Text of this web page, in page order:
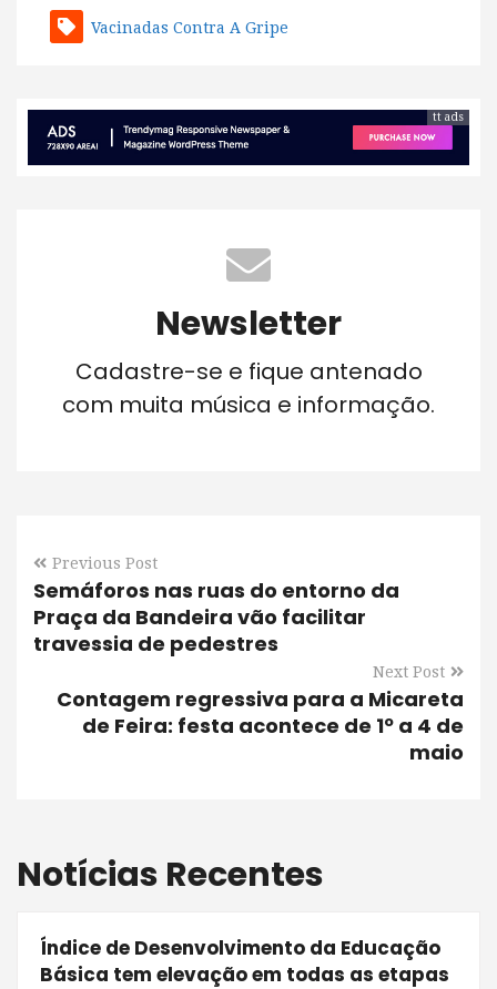
Vacinadas Contra A Gripe
tt ads
Newsletter
Cadastre-se e fique antenado
com muita música e informação.
Previous Post
Semáforos nas ruas do entorno da
Praça da Bandeira vão facilitar
travessia de pedestres
Next Post
Contagem regressiva para a Micareta
de Feira: festa acontece de 1º a 4 de
maio
Notícias Recentes
Índice de Desenvolvimento da Educação
Básica tem elevação em todas as etapas